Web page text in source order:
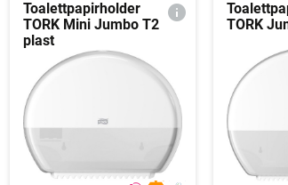
Toalettpapirholder
TORK Mini Jumbo T2
plast
TORK